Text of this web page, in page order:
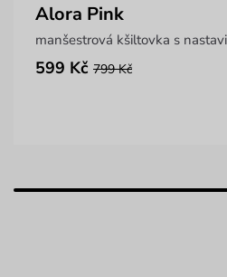
Alora Pink
599 Kč 799 Kč